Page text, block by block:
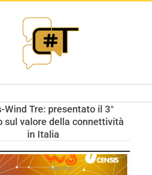
RIVISTA
TRENDS
Wind Tre: presentato il 3°
sul valore della connettività
in Italia